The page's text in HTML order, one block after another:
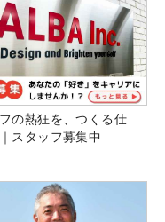
の熱狂を、つくる仕
スタッフ募集中